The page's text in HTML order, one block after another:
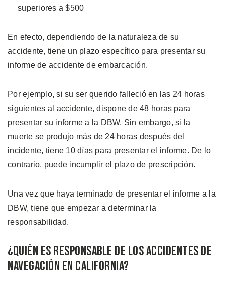
superiores a $500
En efecto, dependiendo de la naturaleza de su
accidente, tiene un plazo específico para presentar su
informe de accidente de embarcación.
Por ejemplo, si su ser querido falleció en las 24 horas
siguientes al accidente, dispone de 48 horas para
presentar su informe a la DBW. Sin embargo, si la
muerte se produjo más de 24 horas después del
incidente, tiene 10 días para presentar el informe. De lo
contrario, puede incumplir el plazo de prescripción.
Una vez que haya terminado de presentar el informe a la
DBW, tiene que empezar a determinar la
responsabilidad.
¿Quién es Responsable de los Accidentes de
Navegación en California?